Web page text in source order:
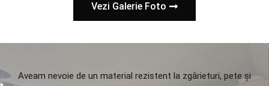
Vezi Galerie Foto
Aveam nevoie de un material rezistent la zgârieturi, pete și